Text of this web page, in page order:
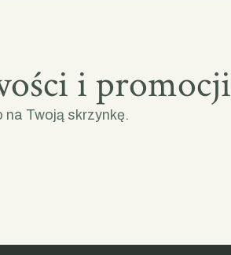
i promocji
Twoją skrzynkę.